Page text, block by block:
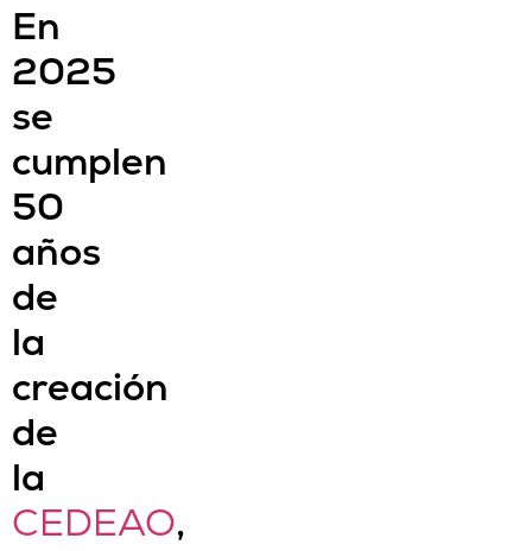
En
2025
se
cumplen
50
años
de
la
creación
de
la
CEDEAO,